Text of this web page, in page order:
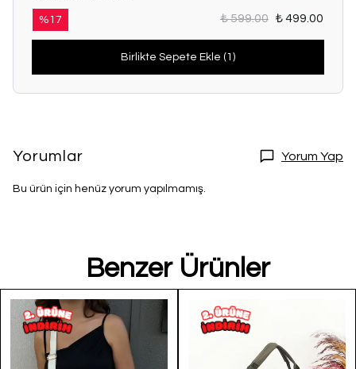
% 17 ₺ 599.00 ₺ 499.00
Birlikte Sepete Ekle (1)
Yorumlar Yorum Yap
Bu ürün için henüz yorum yapılmamış.
Benzer Ürünler